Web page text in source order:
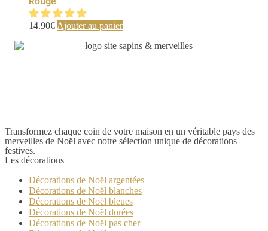
14.90€ Ajouter au panier
Transformez chaque coin de votre maison en un véritable pays des
merveilles de Noël avec notre sélection unique de décorations
festives.
Les décorations
Décorations de Noël argentées
Décorations de Noël blanches
Décorations de Noël bleues
Décorations de Noël dorées
Décorations de Noël pas cher